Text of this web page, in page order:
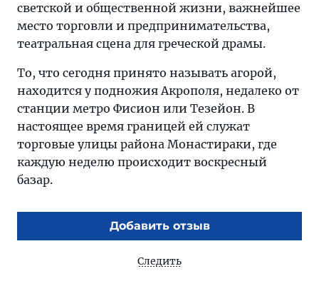
светской и общественной жизни, важнейшее
место торговли и предпринимательства,
театральная сцена для греческой драмы.
То, что сегодня принято называть агорой,
находится у подножия Акрополя, недалеко от
станции метро Фисион или Тезейон. В
настоящее время границей ей служат
торговые улицы района Монастираки, где
каждую неделю происходит воскресный
базар.
Добавить отзыв
Следить